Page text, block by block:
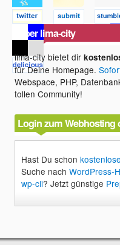
Über lima-city
lima-city bietet dir
für Deine Homepage.
Webspace, PHP,
tollen Community!
Login zum Webhosting
Hast Du schon
Suche nachWordPress-
wp-cli? Jetzt günstige